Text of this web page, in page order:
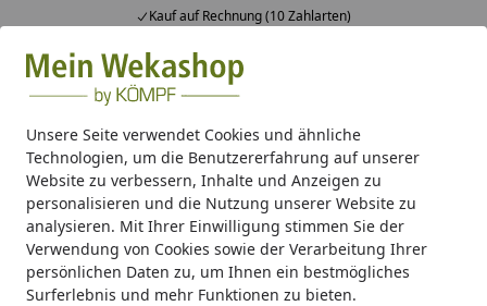
Unsere Seite verwendet Cookies und ähnliche
Technologien, um die Benutzererfahrung auf unserer
Website zu verbessern, Inhalte und Anzeigen zu
personalisieren und die Nutzung unserer Website zu
analysieren. Mit Ihrer Einwilligung stimmen Sie der
Verwendung von Cookies sowie der Verarbeitung Ihrer
persönlichen Daten zu, um Ihnen ein bestmögliches
Surferlebnis und mehr Funktionen zu bieten.
Kauf auf Rechnung (10 Zahlarten)
Alle Produkte
Mein Konto
Suchen
Startseite
Gartenhaus Holz Gartenhaus Zubehör Anbauten &
Weka Fußboden für Gartenhaus
209